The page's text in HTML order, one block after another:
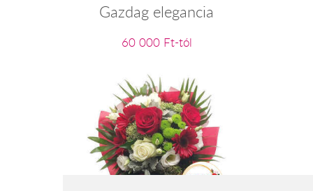
Gazdag elegancia
60 000 Ft-tól